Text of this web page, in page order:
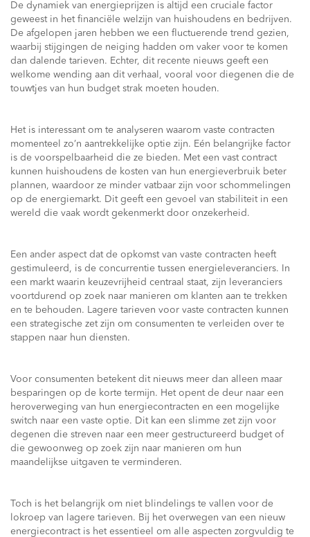
De dynamiek van energieprijzen is altijd een cruciale factor
geweest in het financiële welzijn van huishoudens en bedrijven.
De afgelopen jaren hebben we een fluctuerende trend gezien,
waarbij stijgingen de neiging hadden om vaker voor te komen
dan dalende tarieven. Echter, dit recente nieuws geeft een
welkome wending aan dit verhaal, vooral voor diegenen die de
touwtjes van hun budget strak moeten houden.
Het is interessant om te analyseren waarom vaste contracten
momenteel zo’n aantrekkelijke optie zijn. Eén belangrijke factor
is de voorspelbaarheid die ze bieden. Met een vast contract
kunnen huishoudens de kosten van hun energieverbruik beter
plannen, waardoor ze minder vatbaar zijn voor schommelingen
op de energiemarkt. Dit geeft een gevoel van stabiliteit in een
wereld die vaak wordt gekenmerkt door onzekerheid.
Een ander aspect dat de opkomst van vaste contracten heeft
gestimuleerd, is de concurrentie tussen energieleveranciers. In
een markt waarin keuzevrijheid centraal staat, zijn leveranciers
voortdurend op zoek naar manieren om klanten aan te trekken
en te behouden. Lagere tarieven voor vaste contracten kunnen
een strategische zet zijn om consumenten te verleiden over te
stappen naar hun diensten.
Voor consumenten betekent dit nieuws meer dan alleen maar
besparingen op de korte termijn. Het opent de deur naar een
heroverweging van hun energiecontracten en een mogelijke
switch naar een vaste optie. Dit kan een slimme zet zijn voor
degenen die streven naar een meer gestructureerd budget of
die gewoonweg op zoek zijn naar manieren om hun
maandelijkse uitgaven te verminderen.
Toch is het belangrijk om niet blindelings te vallen voor de
lokroep van lagere tarieven. Bij het overwegen van een nieuw
energiecontract is het essentieel om alle aspecten zorgvuldig te